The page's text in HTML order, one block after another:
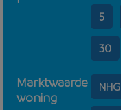
5
30
Marktwaarde
woning
NHG